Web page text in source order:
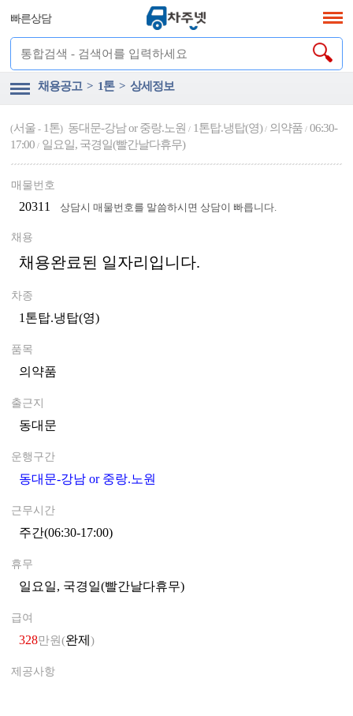
빠른상담
채용공고 > 1톤 > 상세정보
(서울 - 1톤) 동대문-강남 or 중랑.노원/ 1톤탑.냉탑(영)/ 의약품/ 06:30-
17:00/ 일요일, 국경일(빨간날다휴무)
매물번호
20311 상담시 매물번호를 말씀하시면 상담이 빠릅니다.
채용
채용완료된 일자리입니다.
차종
1톤탑.냉탑(영)
품목
의약품
출근지
동대문
운행구간
동대문-강남 or 중랑.노원
근무시간
주간(06:30-17:00)0
휴무
일요일, 국경일(빨간날다휴무)0
급여
328만원(완제 )
제공사항